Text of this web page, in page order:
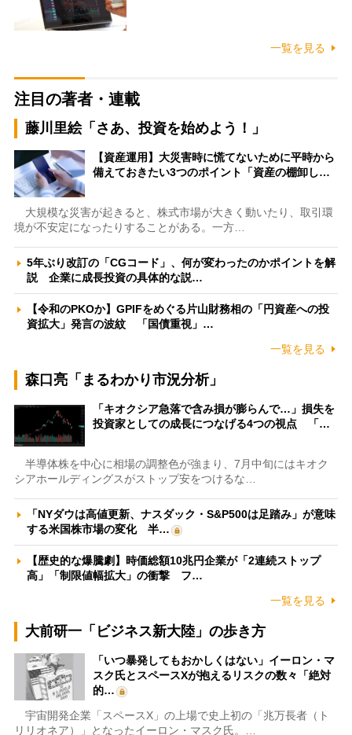
一覧を見る
注目の著者・連載
藤川里絵「さあ、投資を始めよう！」
【資産運用】大災害時に慌てないために平時から
備えておきたい3つのポイント「資産の棚卸し…
大規模な災害が起きると、株式市場が大きく動いたり、取引環
境が不安定になったりすることがある。一方…
5年ぶり改訂の「CGコード」、何が変わったのかポイントを解
説 企業に成長投資の具体的な説…
【令和のPKOか】GPIFをめぐる片山財務相の「円資産への投
資拡大」発言の波紋 「国債重視」…
一覧を見る
森口亮「まるわかり市況分析」
「キオクシア急落で含み損が膨らんで…」損失を
投資家としての成長につなげる4つの視点 「…
半導体株を中心に相場の調整色が強まり、7月中旬にはキオク
シアホールディングスがストップ安をつけるな…
「NYダウは高値更新、ナスダック・S&P500は足踏み」が意味
する米国株市場の変化 半…
【歴史的な爆騰劇】時価総額10兆円企業が「2連続ストップ
高」「制限値幅拡大」の衝撃 フ…
一覧を見る
大前研一「ビジネス新大陸」の歩き方
「いつ暴発してもおかしくはない」イーロン・マ
スク氏とスペースXが抱えるリスクの数々「絶対
的…
宇宙開発企業「スペースX」の上場で史上初の「兆万長者（ト
リリオネア）」となったイーロン・マスク氏。…